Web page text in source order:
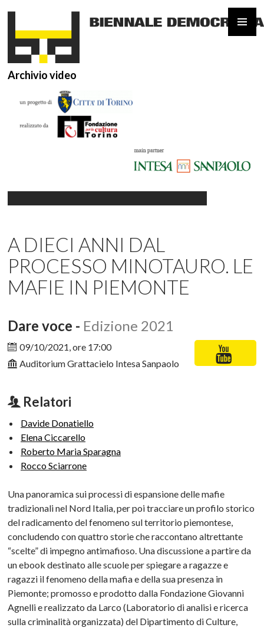
Archivio video
CONTENUTO
A DIECI ANNI DAL
PROCESSO MINOTAURO. LE
MAFIE IN PIEMONTE
Dare voce - Edizione 2021
09/10/2021, ore 17:00
Auditorium Grattacielo Intesa Sanpaolo
Relatori
Davide Donatiello
Elena Ciccarello
Roberto Maria Sparagna
Rocco Sciarrone
Una panoramica sui processi di espansione delle mafie
tradizionali nel Nord Italia, per poi tracciare un profilo storico
del radicamento del fenomeno sul territorio piemontese,
concludendo con quattro storie che raccontano altrettante
“scelte” di impegno antimafioso. Una discussione a partire da
un ebook destinato alle scuole per spiegare a ragazze e
ragazzi il fenomeno della mafia e della sua presenza in
Piemonte; promosso e prodotto dalla Fondazione Giovanni
Agnelli e realizzato da Larco (Laboratorio di analisi e ricerca
sulla criminalità organizzata) del Dipartimento di Culture,